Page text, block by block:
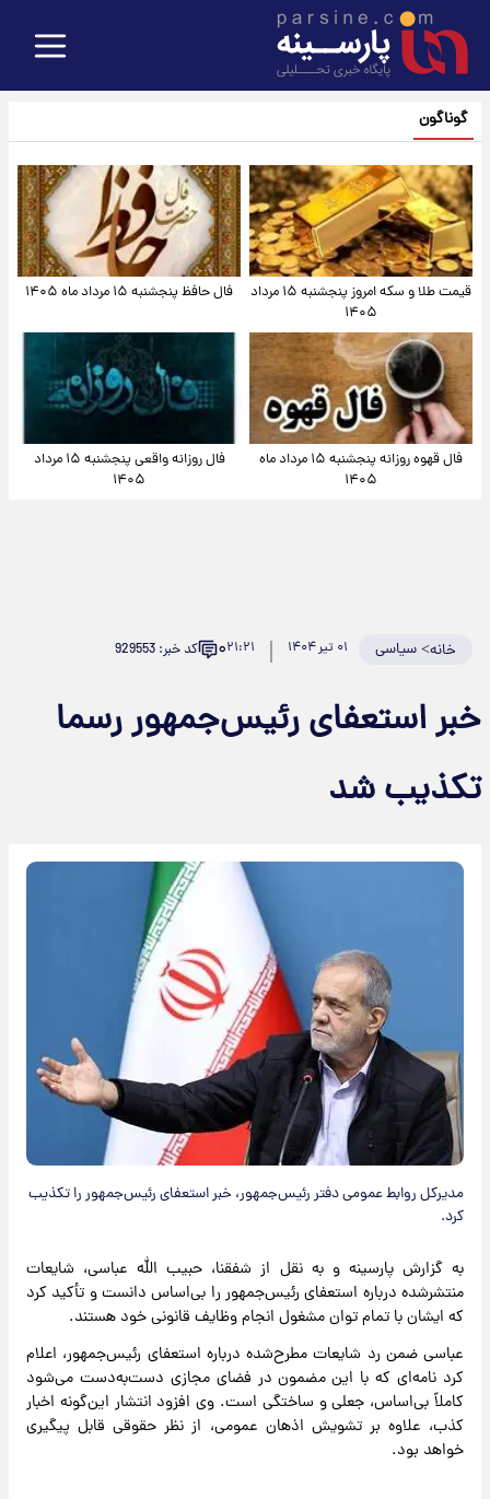
گوناگون
قیمت طلا و سکه امروز پنجشنبه ۱۵ مرداد
۱۴۰۵
فال حافظ پنجشنبه ۱۵ مرداد ماه ۱۴۰۵
فال قهوه روزانه پنجشنبه ۱۵ مرداد ماه
۱۴۰۵
فال روزانه واقعی پنجشنبه ۱۵ مرداد
۱۴۰۵
خانه>سیاسی ۰۱ تیر ۱۴۰۴ ۲۱:۲۱۰ کد خبر: 929553
خبر استعفای رئیس‌جمهور رسما
تکذیب شد
مدیرکل روابط عمومی دفتر رئیس‌جمهور، خبر استعفای رئیس‌جمهور را تکذیب
کرد.
به گزارش پارسینه و به نقل از شفقنا، حبیب الله عباسی، شایعات
منتشرشده درباره استعفای رئیس‌جمهور را بی‌اساس دانست و تأکید کرد
که ایشان با تمام توان مشغول انجام وظایف قانونی خود هستند.
عباسی ضمن رد شایعات مطرح‌شده درباره استعفای رئیس‌جمهور، اعلام
کرد نامه‌ای که با این مضمون در فضای مجازی دست‌به‌دست می‌شود
کاملاً بی‌اساس، جعلی و ساختگی است. وی افزود انتشار این‌گونه اخبار
کذب، علاوه بر تشویش اذهان عمومی، از نظر حقوقی قابل پیگیری
خواهد بود.